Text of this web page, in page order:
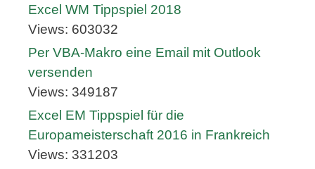
Excel WM Tippspiel 2018
Views: 603032
Per VBA-Makro eine Email mit Outlook
versenden
Views: 349187
Excel EM Tippspiel für die
Europameisterschaft 2016 in Frankreich
Views: 331203